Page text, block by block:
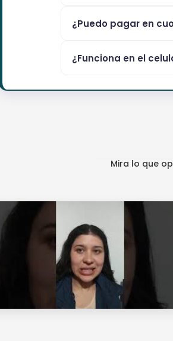
¿Puedo pagar en
¿Funciona en el
Mira lo que